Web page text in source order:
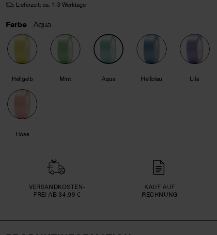
Lieferzeit: ca. 1-3 Werktage
Farbe Aqua
Hellgelb Mint Aqua Hellblau Lila
Rosa
VERSAND­KOSTEN­
FREI AB 34,99 €
KAUF AUF
RECHNUNG